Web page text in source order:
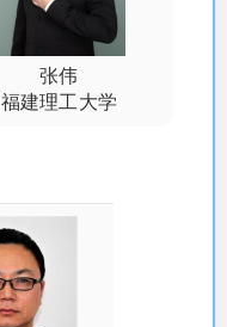
张伟
福建理工大学